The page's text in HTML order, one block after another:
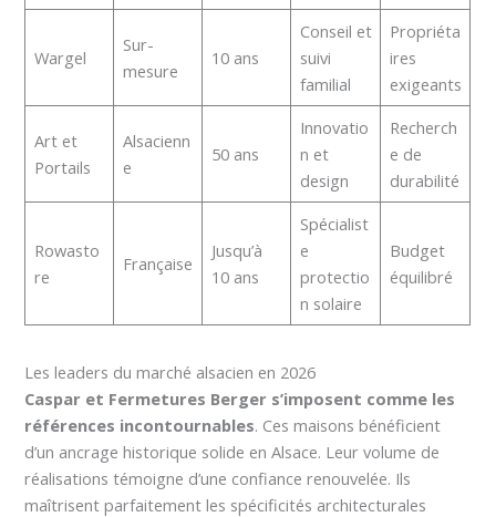
Wargel
Sur-
mesure
10 ans
Conseil et
suivi
familial
Propriéta
ires
exigeants
Art et
Portails
Alsacienn
e
50 ans
Innovatio
n et
design
Recherch
e de
durabilité
Rowasto
re
Française
Jusqu’à
10 ans
Spécialist
e
protectio
n solaire
Budget
équilibré
Les leaders du marché alsacien en 2026
Caspar et Fermetures Berger s’imposent comme les
références incontournables. Ces maisons bénéficient
d’un ancrage historique solide en Alsace. Leur volume de
réalisations témoigne d’une confiance renouvelée. Ils
maîtrisent parfaitement les spécificités architecturales